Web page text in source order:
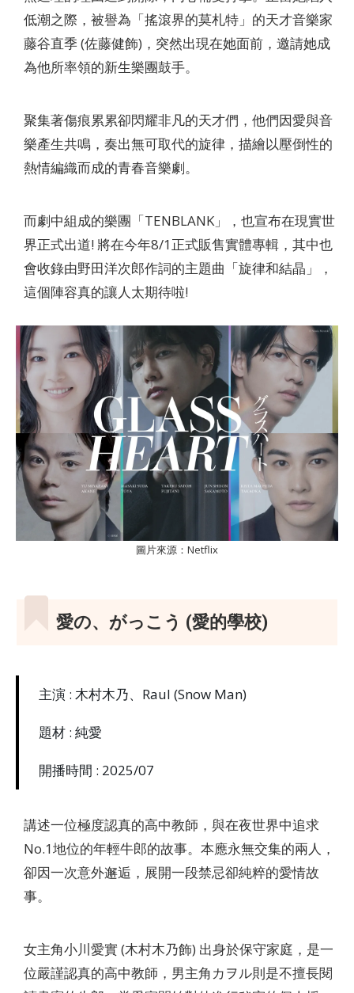
低潮之際，被譽為「搖滾界的莫札特」的天才音樂家
藤谷直季 (佐藤健飾)，突然出現在她面前，邀請她成
為他所率領的新生樂團鼓手。
聚集著傷痕累累卻閃耀非凡的天才們，他們因愛與音
樂產生共鳴，奏出無可取代的旋律，描繪以壓倒性的
熱情編織而成的青春音樂劇。
而劇中組成的樂團「TENBLANK」，也宣布在現實世
界正式出道! 將在今年8/1正式販售實體專輯，其中也
會收錄由野田洋次郎作詞的主題曲「旋律和結晶」，
這個陣容真的讓人太期待啦!
圖片來源：Netflix
愛の、がっこう (愛的學校)
主演 : 木村木乃、Raul (Snow Man)
題材 : 純愛
開播時間 : 2025/07
講述一位極度認真的高中教師，與在夜世界中追求
No.1地位的年輕牛郎的故事。本應永無交集的兩人，
卻因一次意外邂逅，展開一段禁忌卻純粹的愛情故
事。
女主角小川愛實 (木村木乃飾) 出身於保守家庭，是一
位嚴謹認真的高中教師，男主角カヲル則是不擅長閱